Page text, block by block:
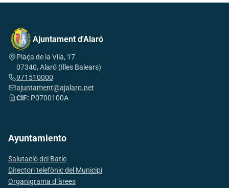
Ajuntament d'Alaró
Plaça de la Vila, 17
07340, Alaró (Illes Balears)
971510000
ajuntament@ajalaro.net
CIF: P0700100A
Ayuntamiento
Salutació del Batle
Directori telefònic del Municipi
Organigrama d´àrees